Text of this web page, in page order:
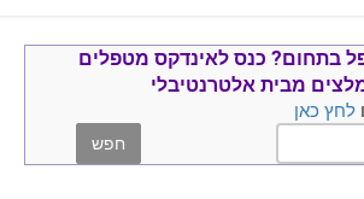
בתחום? כנס לאינדקס מטפלים
מבית אלטרנטיבלי
לחץ כאן